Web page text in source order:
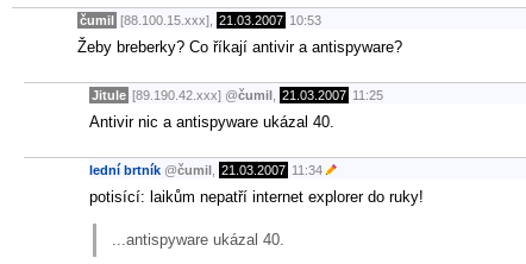
čumil [88.100.15.xxx], 21.03.2007 10:53
Žeby breberky? Co říkají antivir a antispyware?
Jitule [89.190.42.xxx] @čumil 21.03.2007 11:25
Antivir nic a antispyware ukázal 40.
lední brtník @čumil 21.03.2007 11:34
potisící: laikům nepatří internet explorer do ruky!
...antispyware ukázal 40.